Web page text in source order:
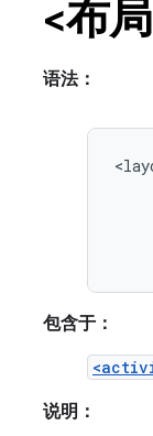
<布
语法：
包含于：
说明：